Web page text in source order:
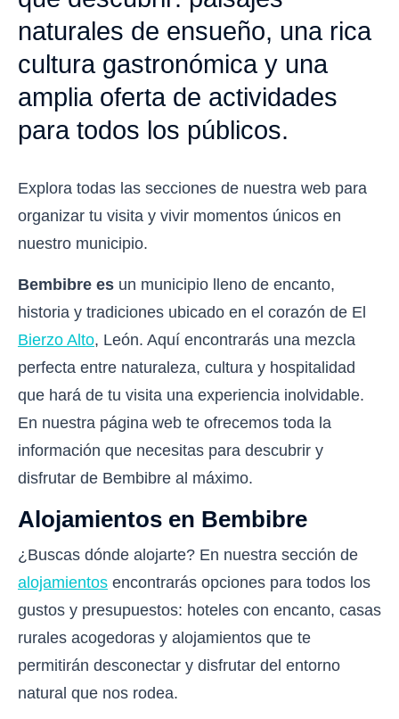
naturales de ensueño, una rica
cultura gastronómica y una
amplia oferta de actividades
para todos los públicos.
Explora todas las secciones de nuestra web para
organizar tu visita y vivir momentos únicos en
nuestro municipio.
Bembibre es un municipio lleno de encanto,
historia y tradiciones ubicado en el corazón de El
Bierzo Alto, León. Aquí encontrarás una mezcla
perfecta entre naturaleza, cultura y hospitalidad
que hará de tu visita una experiencia inolvidable.
En nuestra página web te ofrecemos toda la
información que necesitas para descubrir y
disfrutar de Bembibre al máximo.
Alojamientos en Bembibre
¿Buscas dónde alojarte? En nuestra sección de
alojamientos encontrarás opciones para todos los
gustos y presupuestos: hoteles con encanto, casas
rurales acogedoras y alojamientos que te
permitirán desconectar y disfrutar del entorno
natural que nos rodea.